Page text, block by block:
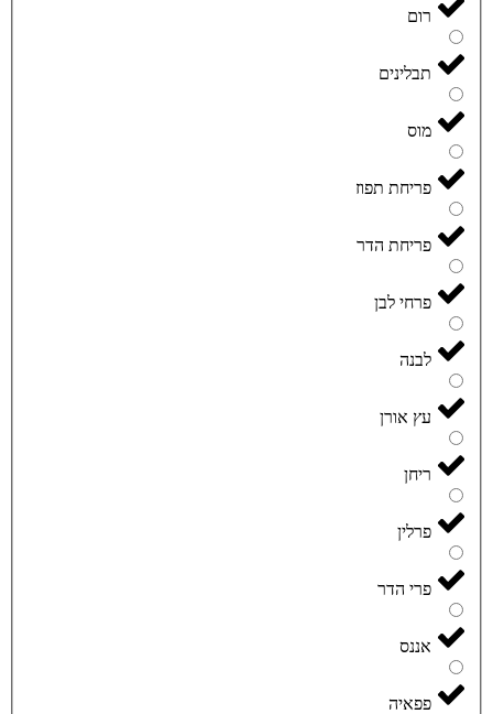
רום
תבלינים
מוס
פריחת תפוז
פריחת הדר
פרחי לבן
לבנה
עץ אורן
ריחן
פרלין
פרי הדר
אננס
פפאיה